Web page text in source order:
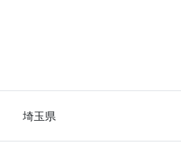
埼玉県